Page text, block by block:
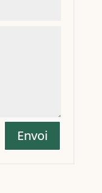
Envoi